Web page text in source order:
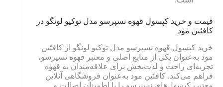
قیمت و خرید کپسول قهوه نسپرسو مدل توکیو لونگو در
کافئین مود
خرید کپسول قهوه نسپرسو مدل توکیو لونگو از کافئین
مود به‌عنوان یکی از منابع اصلی و معتبر قهوه نسپرسو،
تجربه‌ای راحت و لذت‌بخش برای علاقه‌مندان به قهوه
فراهم می‌کند. کافئین مود به‌عنوان فروشگاهی آنلاین
معتبر، کپسول‌های نسپرسو را با اطمینان اصالت و